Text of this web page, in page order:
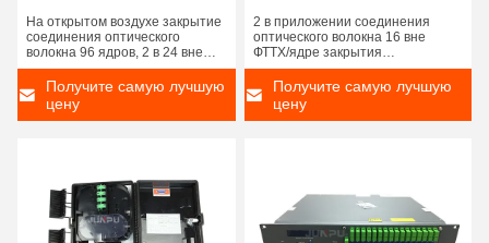
На открытом воздухе закрытие
соединения оптического
волокна 96 ядров, 2 в 24 вне
приложениях оптического
волокна совместных
Получите самую лучшую
цену
2 в приложении соединения
оптического волокна 16 вне
ФТТХ/ядре закрытия
24 стекловолокна совместном
Получите самую лучшую
цену